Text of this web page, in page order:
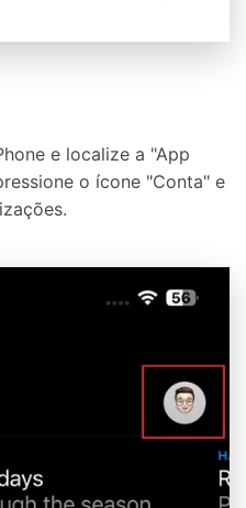
e localize a "App
o ícone "Conta" e